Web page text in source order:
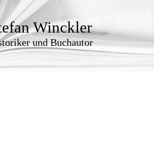
Winckler
und Buchautor